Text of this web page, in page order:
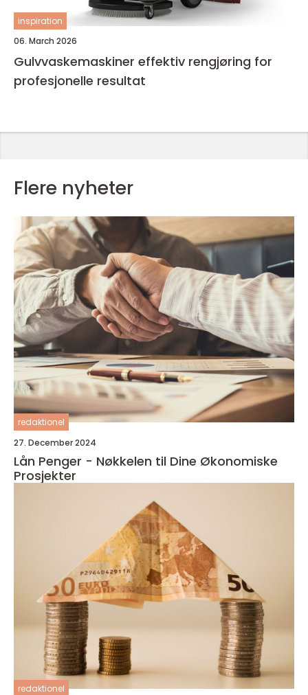
inspiration
06. March 2026
Gulvvaskemaskiner effektiv rengjøring for
profesjonelle resultat
Flere nyheter
redaktionel
27. December 2024
Lån Penger - Nøkkelen til Dine Økonomiske
Prosjekter
redaktionel